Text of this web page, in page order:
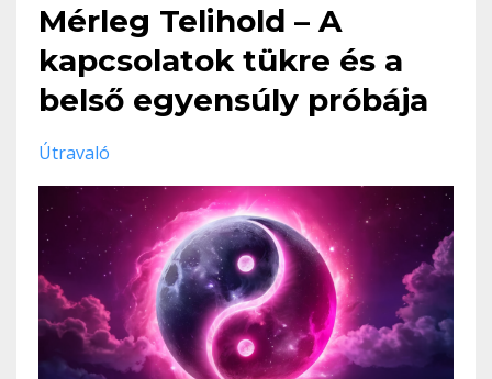
Mérleg Telihold – A
kapcsolatok tükre és a
belső egyensúly próbája
Útravaló